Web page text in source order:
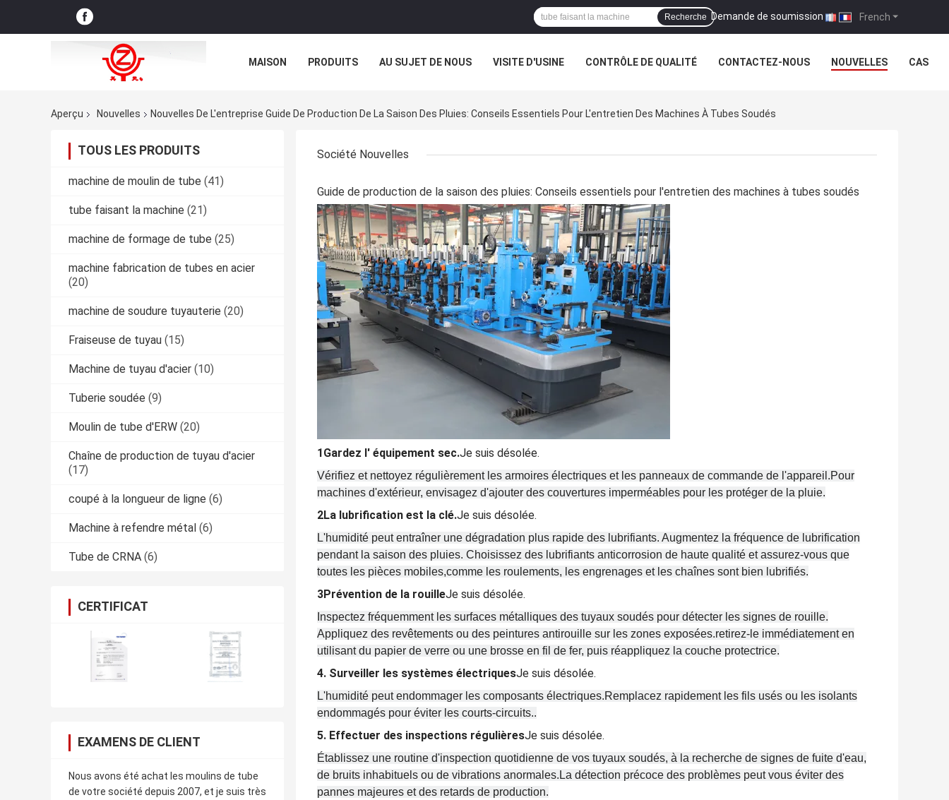
French
Demande de soumission |
Recherche
MAISON PRODUITS AU SUJET DE NOUS VISITE D'USINE CONTRÔLE DE QUALITÉ CONTACTEZ-NOUS NOUVELLES CAS
Aperçu
Nouvelles Nouvelles De L'entreprise Guide De Production De La Saison Des Pluies: Conseils Essentiels Pour L'entretien Des Machines À Tubes Soudés
TOUS LES PRODUITS
machine de moulin de tube (41)
tube faisant la machine (21)
machine de formage de tube (25)
machine fabrication de tubes en acier
(20)
machine de soudure tuyauterie (20)
Fraiseuse de tuyau (15)
Machine de tuyau d'acier (10)
Tuberie soudée (9)
Moulin de tube d'ERW (20)
Chaîne de production de tuyau d'acier
(17)
coupé à la longueur de ligne (6)
Machine à refendre métal (6)
Tube de CRNA (6)
CERTIFICAT
EXAMENS DE CLIENT
Nous avons été achat les moulins de tube
de votre société depuis 2007, et je suis très
Société Nouvelles
Guide de production de la saison des pluies: Conseils essentiels pour l'entretien des machines à tubes soudés
1Gardez l' équipement sec.Je suis désolée.
Vérifiez et nettoyez régulièrement les armoires électriques et les panneaux de commande de l'appareil.Pour
machines d'extérieur, envisagez d'ajouter des couvertures imperméables pour les protéger de la pluie.
2La lubrification est la clé.Je suis désolée.
L'humidité peut entraîner une dégradation plus rapide des lubrifiants. Augmentez la fréquence de lubrification
pendant la saison des pluies. Choisissez des lubrifiants anticorrosion de haute qualité et assurez-vous que
toutes les pièces mobiles,comme les roulements, les engrenages et les chaînes sont bien lubrifiés.
3Prévention de la rouilleJe suis désolée.
Inspectez fréquemment les surfaces métalliques des tuyaux soudés pour détecter les signes de rouille.
Appliquez des revêtements ou des peintures antirouille sur les zones exposées.retirez-le immédiatement en
utilisant du papier de verre ou une brosse en fil de fer, puis réappliquez la couche protectrice.
4. Surveiller les systèmes électriquesJe suis désolée.
L'humidité peut endommager les composants électriques.Remplacez rapidement les fils usés ou les isolants
endommagés pour éviter les courts-circuits..
5. Effectuer des inspections régulièresJe suis désolée.
Établissez une routine d'inspection quotidienne de vos tuyaux soudés, à la recherche de signes de fuite d'eau,
de bruits inhabituels ou de vibrations anormales.La détection précoce des problèmes peut vous éviter des
pannes majeures et des retards de production.